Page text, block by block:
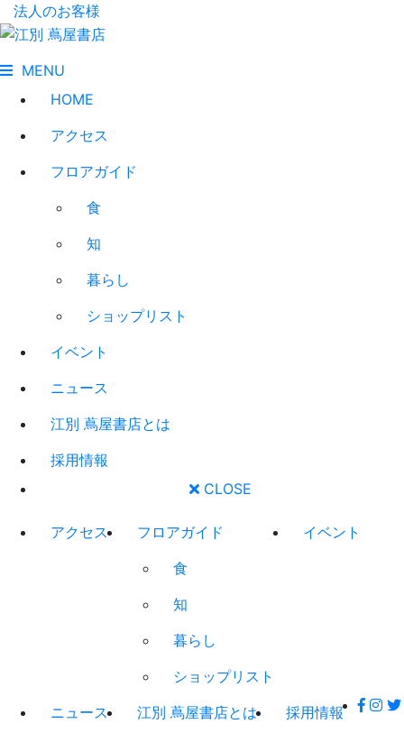
法人のお客様
MENU
HOME
アクセス
フロアガイド
食
知
暮らし
ショップリスト
イベント
ニュース
江別 蔦屋書店とは
採用情報
CLOSE
アクセス
フロアガイド
食
知
暮らし
ショップリスト
イベント
ニュース 江別 蔦屋書店とは 採用情報